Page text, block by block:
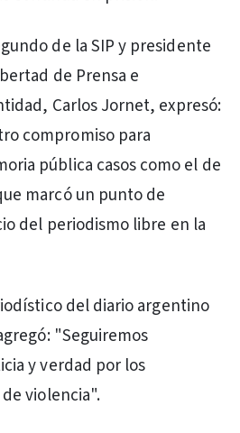
de la SIP y presidente
de Prensa e
Carlos Jornet, expresó:
compromiso para
pública casos como el de
marcó un punto de
del periodismo libre en la
del diario argentino
"Seguiremos
y verdad por los
violencia".